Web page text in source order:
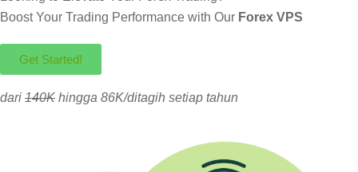
Boost Your Trading Performance with Our Forex VPS
Get Started!
dari 140K hingga 86K/ditagih setiap tahun